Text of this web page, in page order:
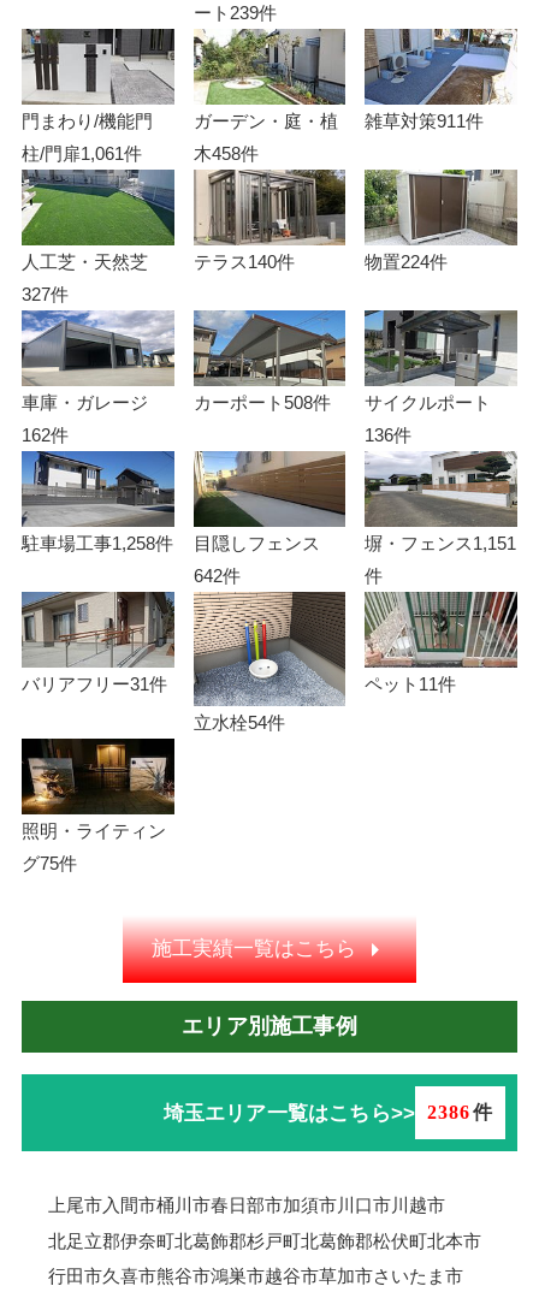
ート 239件
門まわり/機能門
柱/門扉1,061件
ガーデン・庭・植
木458件
雑草対策911件
人工芝・天然芝
327件
テラス140件 物置224件
車庫・ガレージ
162件
カーポート508件
サイクルポート
136件
駐車場工事1,258件
目隠しフェンス
642件
塀・フェンス1,151
件
バリアフリー31件
立水栓54件
ペット 11件
照明・ライティン
グ75件
施工実績一覧はこちら
エリア別施工事例
埼玉エリア一覧はこちら>> 2386件
上尾市入間市桶川市春日部市加須市川口市川越市
北足立郡伊奈町北葛飾郡杉戸町北葛飾郡松伏町北本市
行田市久喜市熊谷市鴻巣市越谷市草加市さいたま市